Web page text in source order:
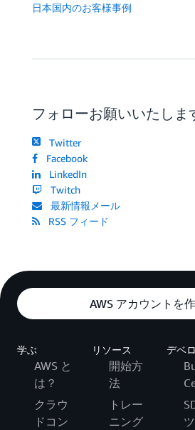
日本国内のお客様事例
フォローお願いいたしま
Twitter
Facebook
LinkedIn
Twitch
最新情報メール
RSS フィード
AWS アカウントを
学ぶ
AWS と
は？
クラウ
ドコン
リソース
開始方
法
トレー
ニング
デベ